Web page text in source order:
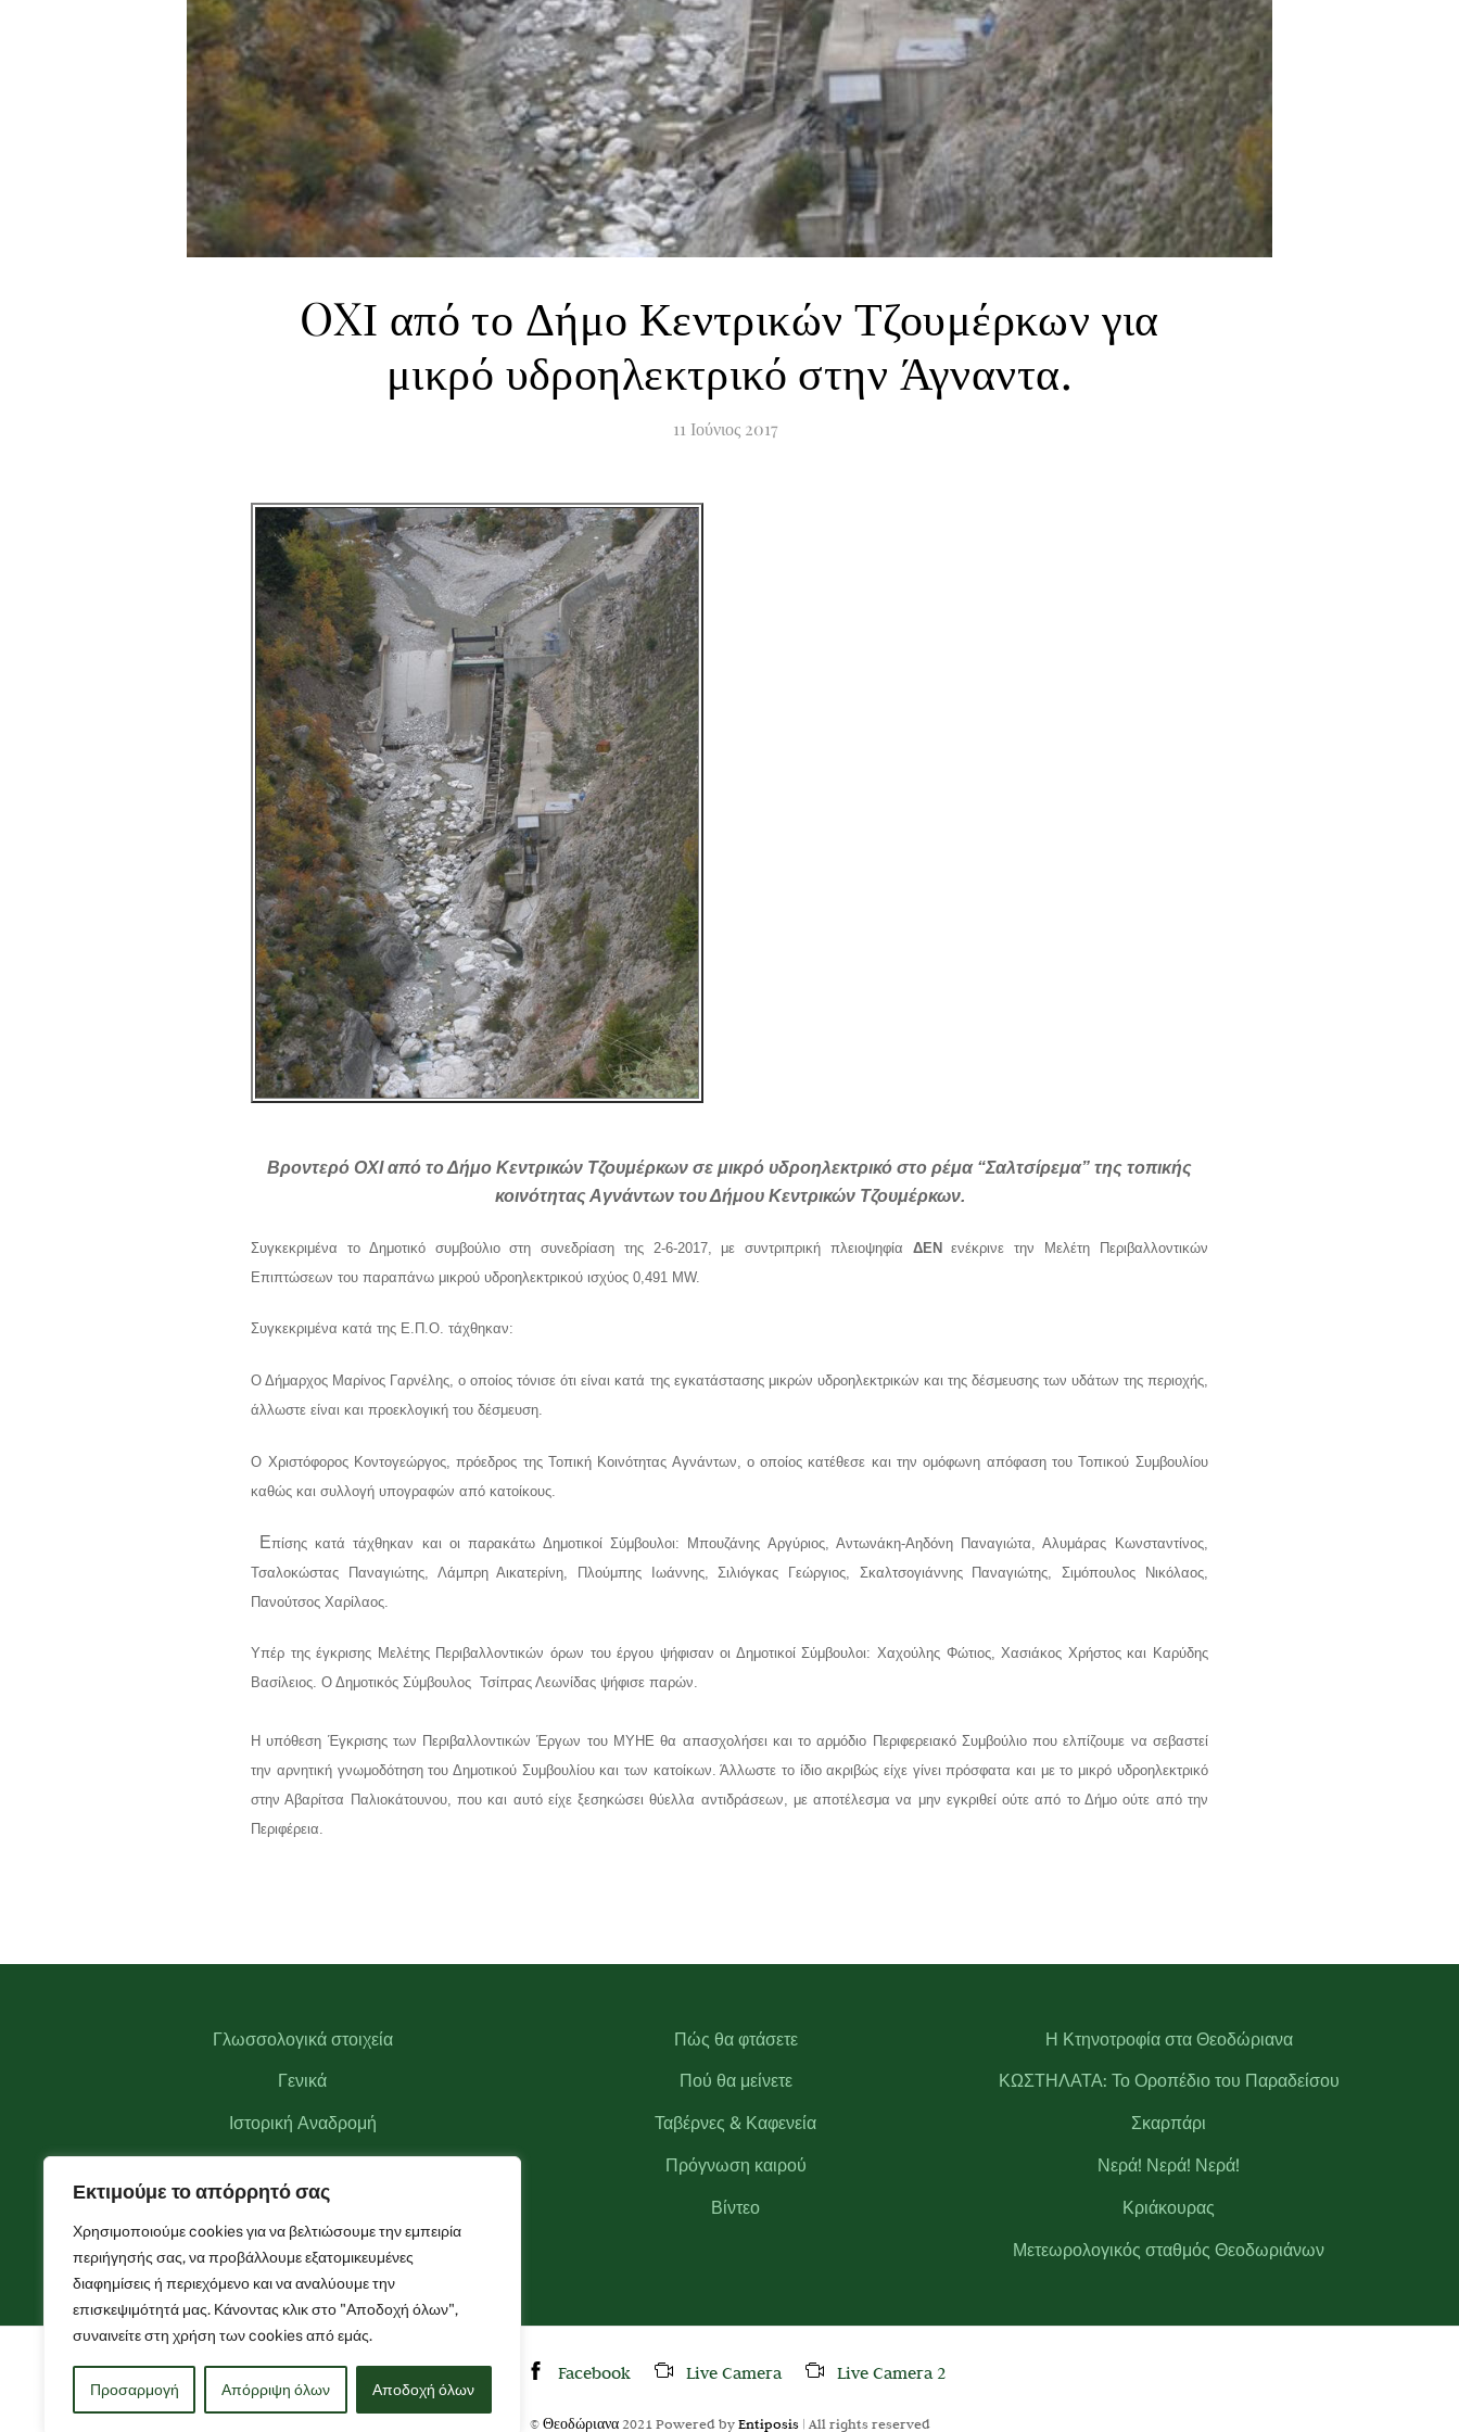
Εκτιμούμε το απόρρητό σας
Χρησιμοποιούμε cookies για να βελτιώσουμε την εμπειρία
περιήγησής σας, να προβάλλουμε εξατομικευμένες
διαφημίσεις ή περιεχόμενο και να αναλύουμε την
επισκεψιμότητά μας. Κάνοντας κλικ στο "Αποδοχή όλων",
συναινείτε στη χρήση των cookies από εμάς.
Προσαρμογή Απόρριψη όλων Αποδοχή όλων
OXΙ από το Δήμο Κεντρικών Τζουμέρκων για
μικρό υδροηλεκτρικό στην Άγναντα.
11 Ιούνιος 2017
Βροντερό ΟΧΙ από το Δήμο Κεντρικών Τζουμέρκων σε μικρό υδροηλεκτρικό στο ρέμα “Σαλτσίρεμα” της τοπικής
κοινότητας Αγνάντων του Δήμου Κεντρικών Τζουμέρκων.
Συγκεκριμένα το Δημοτικό συμβούλιο στη συνεδρίαση της 2-6-2017, με συντριπρική πλειοψηφία ΔΕΝενέκρινε την Μελέτη Περιβαλλοντικών
Επιπτώσεων του παραπάνω μικρού υδροηλεκτρικού ισχύος 0,491 MW.
Συγκεκριμένα κατά της Ε.Π.Ο. τάχθηκαν:
Ο Δήμαρχος Μαρίνος Γαρνέλης, ο οποίος τόνισε ότι είναι κατά της εγκατάστασης μικρών υδροηλεκτρικών και της δέσμευσης των υδάτων της περιοχής,
άλλωστε είναι και προεκλογική του δέσμευση.
Ο Χριστόφορος Κοντογεώργος, πρόεδρος της Τοπική Κοινότητας Αγνάντων, ο οποίος κατέθεσε και την ομόφωνη απόφαση του Τοπικού Συμβουλίου
καθώς και συλλογή υπογραφών από κατοίκους.
Επίσης κατά τάχθηκαν και οι παρακάτω Δημοτικοί Σύμβουλοι: Μπουζάνης Αργύριος, Αντωνάκη-Αηδόνη Παναγιώτα, Αλυμάρας Κωνσταντίνος,
Τσαλοκώστας Παναγιώτης, Λάμπρη Αικατερίνη, Πλούμπης Ιωάννης, Σιλιόγκας Γεώργιος, Σκαλτσογιάννης Παναγιώτης, Σιμόπουλος Νικόλαος,
Πανούτσος Χαρίλαος.
Υπέρ της έγκρισης Μελέτης Περιβαλλοντικών όρων του έργου ψήφισαν οι Δημοτικοί Σύμβουλοι: Χαχούλης Φώτιος, Χασιάκος Χρήστος και Καρύδης
Βασίλειος. Ο Δημοτικός Σύμβουλος Τσίπρας Λεωνίδας ψήφισε παρών.
Η υπόθεση Έγκρισης των Περιβαλλοντικών Έργων του ΜΥΗΕ θα απασχολήσει και το αρμόδιο Περιφερειακό Συμβούλιο που ελπίζουμε να σεβαστεί
την αρνητική γνωμοδότηση του Δημοτικού Συμβουλίου και των κατοίκων. Άλλωστε το ίδιο ακριβώς είχε γίνει πρόσφατα και με το μικρό υδροηλεκτρικό
στην Αβαρίτσα Παλιοκάτουνου, που και αυτό είχε ξεσηκώσει θύελλα αντιδράσεων, με αποτέλεσμα να μην εγκριθεί ούτε από το Δήμο ούτε από την
Περιφέρεια.
Γλωσσολογικά στοιχεία
Γενικά
Ιστορική Αναδρομή
Αναγκαστικός Συνεταιρισμός Θεοδωριάνων
Φωτογραφίες
Πώς θα φτάσετε
Πού θα μείνετε
Ταβέρνες & Καφενεία
Πρόγνωση καιρού
Βίντεο
Η Κτηνοτροφία στα Θεοδώριανα
ΚΩΣΤΗΛΑΤΑ: Το Οροπέδιο του Παραδείσου
Σκαρπάρι
Νερά! Νερά! Νερά!
Κριάκουρας
Μετεωρολογικός σταθμός Θεοδωριάνων
Facebook Live Camera Live Camera 2
©Θεοδώριανα2021 Powered byEntiposis | All rights reserved